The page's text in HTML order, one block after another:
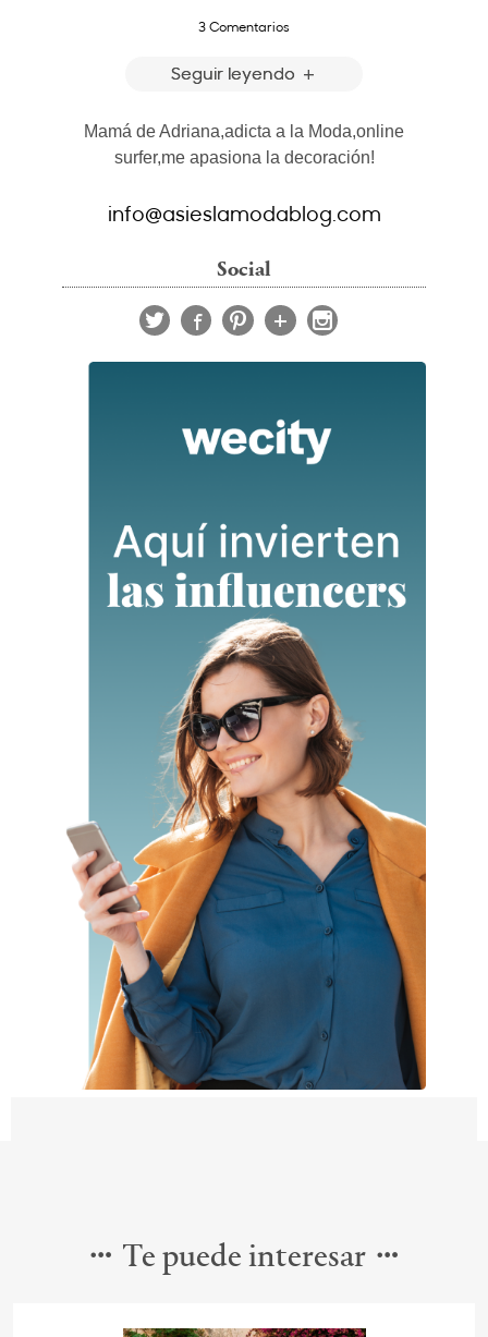
3 Comentarios
Seguir leyendo
Mamá de Adriana,adicta a la Moda,online
surfer,me apasiona la decoración!
info@asieslamodablog.com
Social
Te puede interesar